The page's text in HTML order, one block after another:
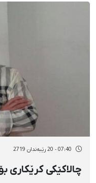
07:40 - 20 رێبەندان 2719
چالاکێکی کرێکاری